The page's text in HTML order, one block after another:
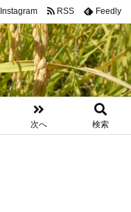
次へ 検索
Instagram RSS Feedly